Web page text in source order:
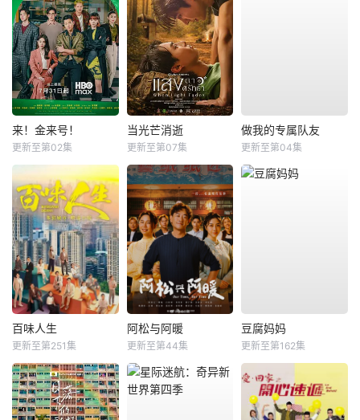
来！金来号！
更新至第02集
当光芒消逝
更新至第07集
做我的专属队友
更新至第04集
百味人生
更新至第251集
阿松与阿暖
更新至第44集
豆腐妈妈
更新至第162集